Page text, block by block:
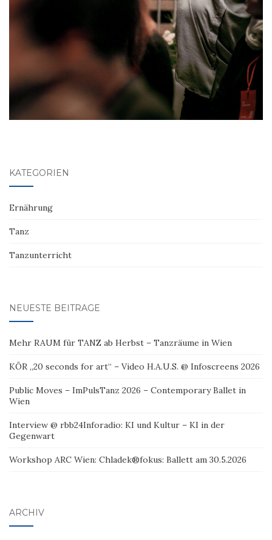
KATEGORIEN
Ernährung
Tanz
Tanzunterricht
NEUESTE BEITRÄGE
Mehr RAUM für TANZ ab Herbst – Tanzräume in Wien
KÖR „20 seconds for art“ – Video H.A.U.S. @ Infoscreens 2026
Public Moves – ImPulsTanz 2026 – Contemporary Ballet in
Wien
Interview @ rbb24Inforadio: KI und Kultur – KI in der
Gegenwart
Workshop ARC Wien: Chladek®fokus: Ballett am 30.5.2026
ARCHIV